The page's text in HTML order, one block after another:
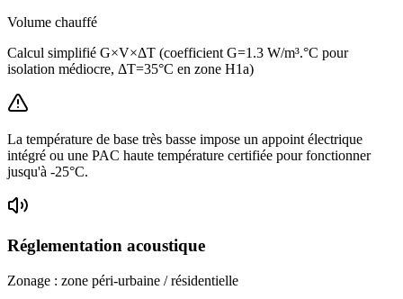
Volume chauffé
Calcul simplifié G×V×ΔT (coefficient G=1.3 W/m³.°C pour
isolation médiocre, ΔT=35°C en zone H1a)
La température de base très basse impose un appoint électrique
intégré ou une PAC haute température certifiée pour fonctionner
jusqu'à -25°C.
Réglementation acoustique
Zonage : zone péri-urbaine / résidentielle